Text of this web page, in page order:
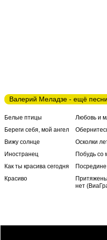
Валерий Меладзе - ещё
Белые птицы
Береги себя, мой ангел
Вижу солнце
Иностранец
Как ты красива сегодня
Красиво
Любовь и
Осколки
Побудь со
нет